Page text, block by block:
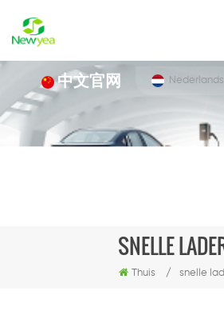
中文官网 Nederlands
SNELLE
Thuis / snelle